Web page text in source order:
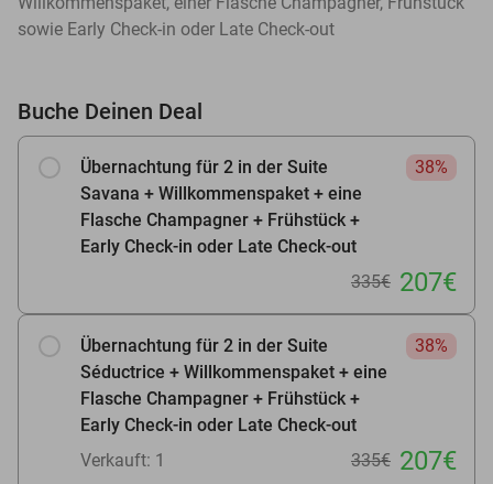
sowie Early Check-in oder Late Check-out
Buche Deinen Deal
Übernachtung für 2 in der Suite
Savana + Willkommenspaket + eine
Flasche Champagner + Frühstück +
Early Check-in oder Late Check-out
38%
335€ 207€
Übernachtung für 2 in der Suite
Séductrice + Willkommenspaket + eine
Flasche Champagner + Frühstück +
Early Check-in oder Late Check-out
38%
Verkauft: 1 335€ 207€